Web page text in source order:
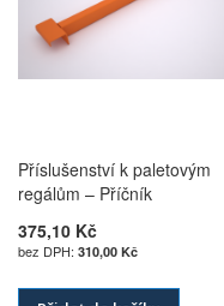
Příslušenství k paletovým
regálům – Příčník
375,10 Kč
310,00 Kč